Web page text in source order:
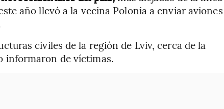
año llevó a la vecina Polonia a enviar aviones
civiles de la región de Lviv, cerca de la
informaron de víctimas.